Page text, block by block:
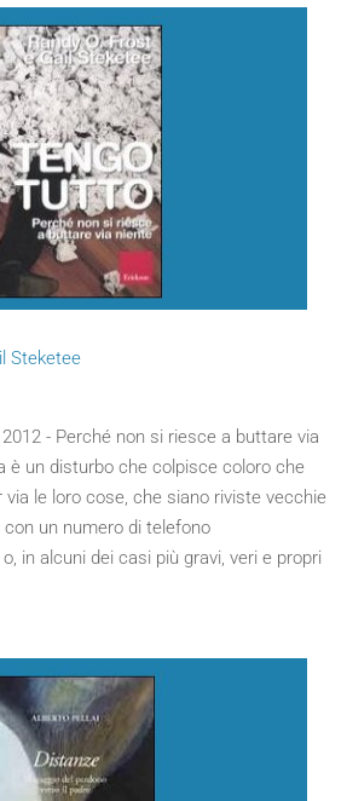
Steketee
- Perché non si riesce a buttare via
è un disturbo che colpisce coloro che
le loro cose, che siano riviste vecchie
un numero di telefono
in alcuni dei casi più gravi, veri e propri